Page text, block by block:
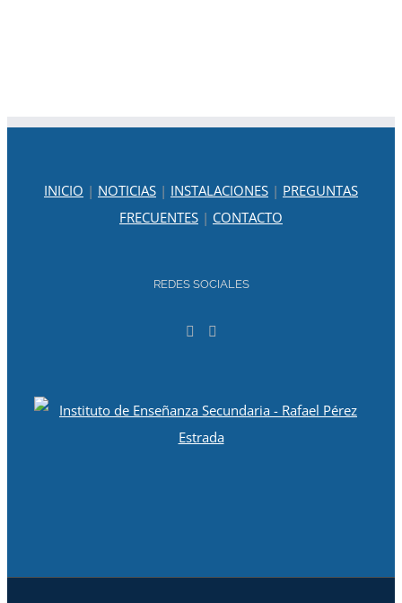
INICIO | NOTICIAS | INSTALACIONES | PREGUNTAS
FRECUENTES | CONTACTO
REDES SOCIALES